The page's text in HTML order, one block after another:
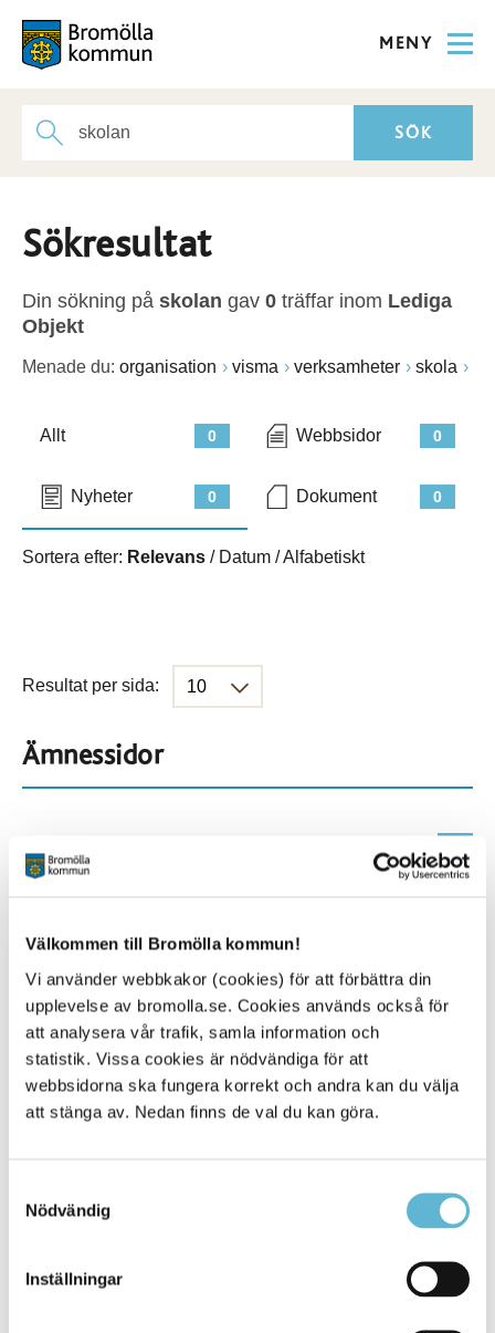
Välkommen till Bromölla kommun!
Vi använder webbkakor (cookies) för att förbättra din
upplevelse av bromolla.se. Cookies används också för
att analysera vår trafik, samla information och
statistik. Vissa cookies är nödvändiga för att
webbsidorna ska fungera korrekt och andra kan du välja
att stänga av. Nedan finns de val du kan göra.
Nödvändig
Inställningar
MENY
Sökresultat
Din sökning på skolan gav 0 träffar inom Lediga
Objekt
Menade du: organisation visma verksamheter skola
0
Allt 0
Webbsidor
0
Nyheter 0
Dokument
Sortera efter: Relevans / Datum /Alfabetiskt
Resultat per sida:
Ämnessidor
431
Alla platser
KONTAKT